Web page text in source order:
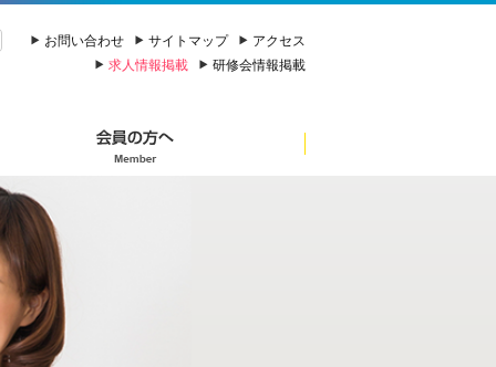
アクセス
サイトマップ
お問い合わせ
研修会情報掲載
求人情報掲載